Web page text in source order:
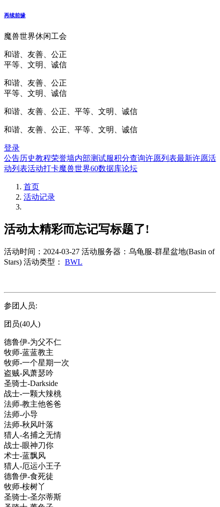
再续前缘
魔兽世界休闲工会
和谐、友善、公正
平等、文明、诚信
和谐、友善、公正
平等、文明、诚信
和谐、友善、公正、平等、文明、诚信
和谐、友善、公正、平等、文明、诚信
登录
公告历史教程荣誉墙内部测试服积分查询许愿列表最新许愿活
动列表活动打卡魔兽世界60数据库论坛
首页
活动记录
活动太精彩而忘记写标题了!
活动时间：2024-03-27 活动服务器：乌龟服-群星盆地(Basin of
Stars) 活动类型： BWL
参团人员:
团员(40人)
德鲁伊-为父不仁
牧师-蓝蓝教主
牧师-一个星期一次
盗贼-风萧瑟吟
圣骑士-Darkside
战士-一颗大辣桃
法师-教主他爸爸
法师-小导
法师-秋风叶落
猎人-名捕之无情
战士-眼神刀你
术士-蓝飘风
猎人-厄运小王子
德鲁伊-食死徒
牧师-桉树丫
圣骑士-圣尔蒂斯